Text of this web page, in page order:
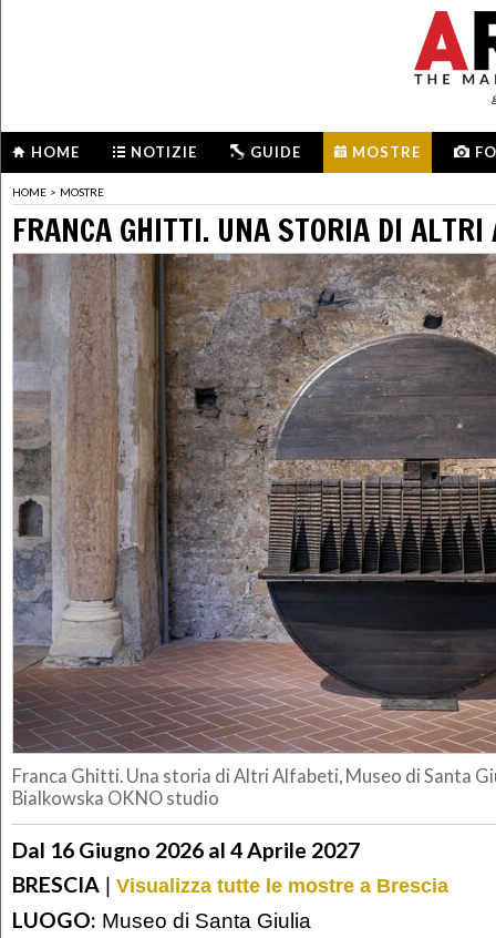
HOME NOTIZIE GUIDE MOSTRE
HOME > MOSTRE
FRANCA GHITTI. UNA STORIA DI
Franca Ghitti. Una storia di Altri Alfabeti, Museo di Santa
Bialkowska OKNO studio
Dal 16 Giugno 2026 al 4 Aprile 2027
BRESCIA | Visualizza tutte le mostre a Brescia
LUOGO: Museo di Santa Giulia